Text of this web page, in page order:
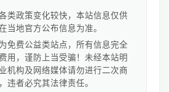
类政策变化较快，本站信息仅供
当地官方公布信息为准。
免费公益类站点，所有信息完全
用，谨防上当受骗！未经本站明
机构及网络媒体请勿进行二次商
违者必究其法律责任。